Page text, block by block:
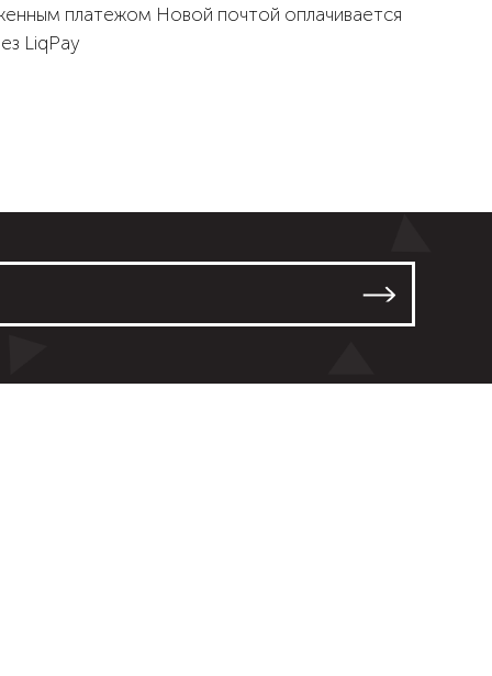
платежом Новой почтой оплачивается
LiqPay